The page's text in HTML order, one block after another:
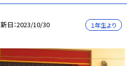
日 2023/10/30 １年生より